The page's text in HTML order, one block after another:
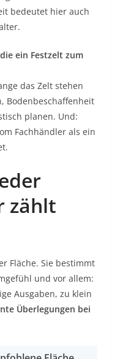
bedeutet hier auch
ein Festzelt zum
das Zelt stehen
Bodenbeschaffenheit
planen. Und:
Fachhändler als ein
zählt
Fläche. Sie bestimmt
und vor allem:
Ausgaben, zu klein
Überlegungen bei